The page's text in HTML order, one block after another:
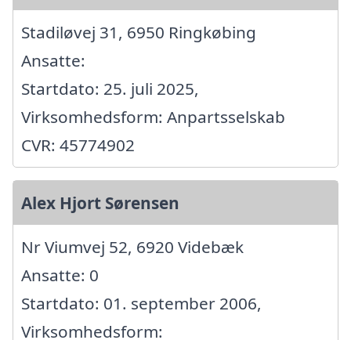
Stadiløvej 31, 6950 Ringkøbing
Ansatte:
Startdato: 25. juli 2025,
Virksomhedsform: Anpartsselskab
CVR: 45774902
Alex Hjort Sørensen
Nr Viumvej 52, 6920 Videbæk
Ansatte: 0
Startdato: 01. september 2006,
Virksomhedsform: